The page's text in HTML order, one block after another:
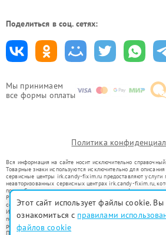
Мы принимаем
все формы оплаты
Поделиться в соц. сетях:
Политика
Вся информация на сайте носит исключительно справочный
Товарные знаки используются исключительно для
сервисные центры irk.candy-fixim.ru предоставляют услуги
неавторизованных сервисных центрах irk.candy-fixim.ru,
правообладателями товарных знаков или их официальными
Ремонт осуществляется для устройств, уже введенных в
со статьей 1487 ГК РФ.
Использование товарных знаков не преследует цели
потребителей в заблуждение, а служит для информирования
ремонту техники указанных брендов.
Представленная на сайте информация не является
Этот сайт использует файлы cookie.
ознакомиться с правилами
файлов cookie